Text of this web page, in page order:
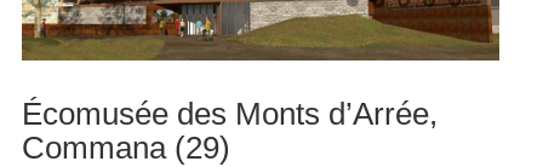
Écomusée des Monts d’Arrée,
Commana (29)